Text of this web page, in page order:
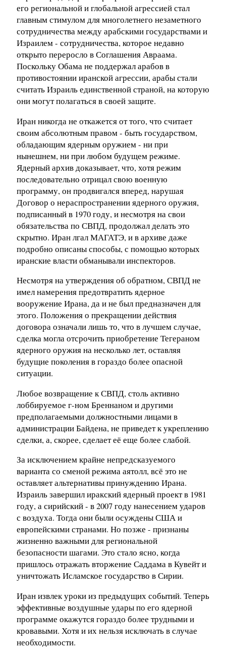
его региональной и глобальной агрессией стал
главным стимулом для многолетнего незаметного
сотрудничества между арабскими государствами и
Израилем - сотрудничества, которое недавно
открыто переросло в Соглашения Авраама.
Поскольку Обама не поддержал арабов в
противостоянии иранской агрессии, арабы стали
считать Израиль единственной страной, на которую
они могут полагаться в своей защите.
Иран никогда не откажется от того, что считает
своим абсолютным правом - быть государством,
обладающим ядерным оружием - ни при
нынешнем, ни при любом будущем режиме.
Ядерный архив доказывает, что, хотя режим
последовательно отрицал свою военную
программу, он продвигался вперед, нарушая
Договор о нераспространении ядерного оружия,
подписанный в 1970 году, и несмотря на свои
обязательства по СВПД, продолжал делать это
скрытно. Иран лгал МАГАТЭ, и в архиве даже
подробно описаны способы, с помощью которых
иранские власти обманывали инспекторов.
Несмотря на утверждения об обратном, СВПД не
имел намерения предотвратить ядерное
вооружение Ирана, да и не был предназначен для
этого. Положения о прекращении действия
договора означали лишь то, что в лучшем случае,
сделка могла отсрочить приобретение Тегераном
ядерного оружия на несколько лет, оставляя
будущие поколения в гораздо более опасной
ситуации.
Любое возвращение к СВПД, столь активно
лоббируемое г-ном Бреннаном и другими
предполагаемыми должностными лицами в
администрации Байдена, не приведет к укреплению
сделки, а, скорее, сделает её еще более слабой.
За исключением крайне непредсказуемого
варианта со сменой режима аятолл, всё это не
оставляет альтернативы принуждению Ирана.
Израиль завершил иракский ядерный проект в 1981
году, а сирийский - в 2007 году нанесением ударов
с воздуха. Тогда они были осуждены США и
европейскими странами. Но позже - признаны
жизненно важными для региональной
безопасности шагами. Это стало ясно, когда
пришлось отражать вторжение Саддама в Кувейт и
уничтожать Исламское государство в Сирии.
Иран извлек уроки из предыдущих событий. Теперь
эффективные воздушные удары по его ядерной
программе окажутся гораздо более трудными и
кровавыми. Хотя и их нельзя исключать в случае
необходимости.